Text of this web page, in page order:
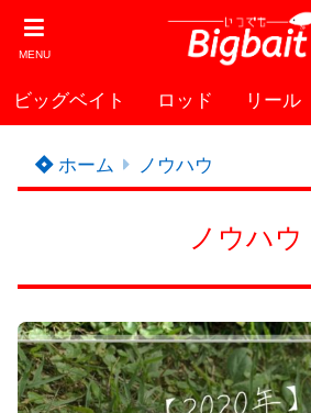
MENU
ビッグベイト ロッド リール
ホーム ノウハウ
ノウハウ